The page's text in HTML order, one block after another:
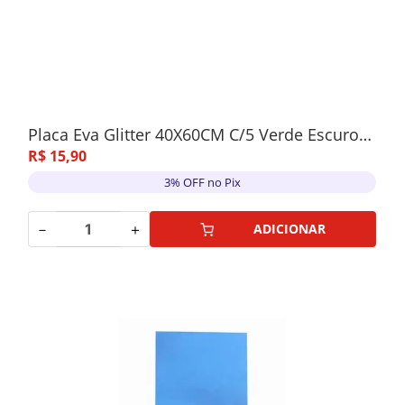
Placa Eva Glitter 40X60CM C/5 Verde Escuro- 018
R$ 15,90
3% OFF no Pix
－ ＋ ADICIONAR